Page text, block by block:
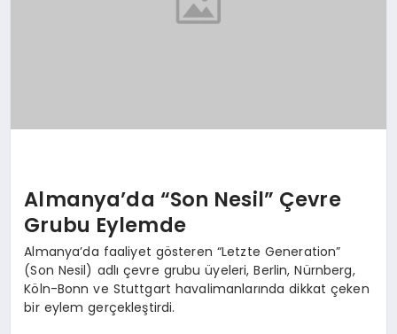
Almanya’da “Son Nesil” Çevre
Grubu Eylemde
Almanya’da faaliyet gösteren “Letzte Generation”
(Son Nesil) adlı çevre grubu üyeleri, Berlin, Nürnberg,
Köln-Bonn ve Stuttgart havalimanlarında dikkat çeken
bir eylem gerçekleştirdi.